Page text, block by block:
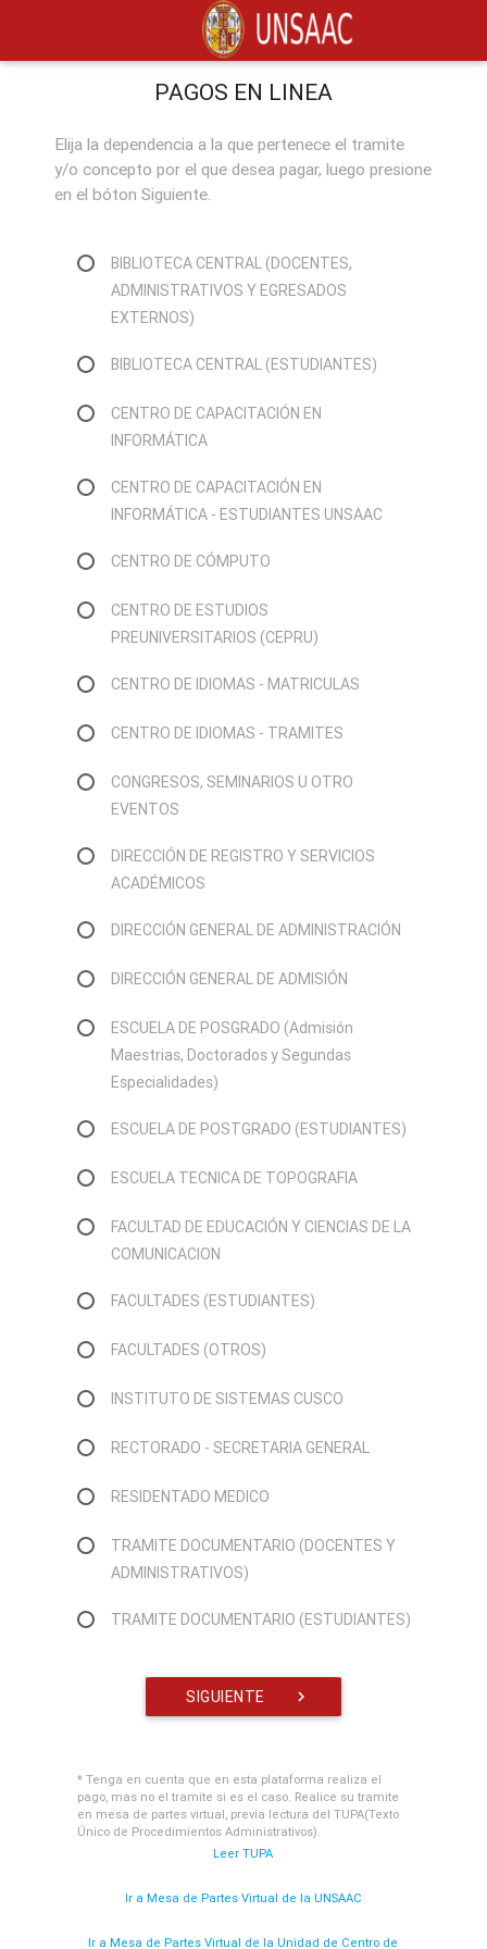
PAGOS EN LINEA
Elija la dependencia a la que pertenece el tramite
y/o concepto por el que desea pagar, luego presione
en el bóton Siguiente.
BIBLIOTECA CENTRAL (DOCENTES,
ADMINISTRATIVOS Y EGRESADOS
EXTERNOS)
BIBLIOTECA CENTRAL (ESTUDIANTES)
CENTRO DE CAPACITACIÓN EN
INFORMÁTICA
CENTRO DE CAPACITACIÓN EN
INFORMÁTICA - ESTUDIANTES UNSAAC
CENTRO DE CÓMPUTO
CENTRO DE ESTUDIOS
PREUNIVERSITARIOS (CEPRU)
CENTRO DE IDIOMAS - MATRICULAS
CENTRO DE IDIOMAS - TRAMITES
CONGRESOS, SEMINARIOS U OTRO
EVENTOS
DIRECCIÓN DE REGISTRO Y SERVICIOS
ACADÉMICOS
DIRECCIÓN GENERAL DE ADMINISTRACIÓN
DIRECCIÓN GENERAL DE ADMISIÓN
ESCUELA DE POSGRADO (Admisión
Maestrias, Doctorados y Segundas
Especialidades)
ESCUELA DE POSTGRADO (ESTUDIANTES)
ESCUELA TECNICA DE TOPOGRAFIA
FACULTAD DE EDUCACIÓN Y CIENCIAS DE LA
COMUNICACION
FACULTADES (ESTUDIANTES)
FACULTADES (OTROS)
INSTITUTO DE SISTEMAS CUSCO
RECTORADO - SECRETARIA GENERAL
RESIDENTADO MEDICO
TRAMITE DOCUMENTARIO (DOCENTES Y
ADMINISTRATIVOS)
TRAMITE DOCUMENTARIO (ESTUDIANTES)
navigate_next
SIGUIENTE
* Tenga en cuenta que en esta plataforma realiza el
pago, mas no el tramite si es el caso. Realice su tramite
en mesa de partes virtual, previa lectura del TUPA(Texto
Único de Procedimientos Administrativos).
Leer TUPA
Ir a Mesa de Partes Virtual de la UNSAAC
Ir a Mesa de Partes Virtual de la Unidad de Centro de